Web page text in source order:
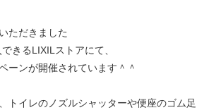
ただきました
きるLIXILストアにて、
ーンが開催されています＾＾
トイレのノズルシャッターや便座のゴム足